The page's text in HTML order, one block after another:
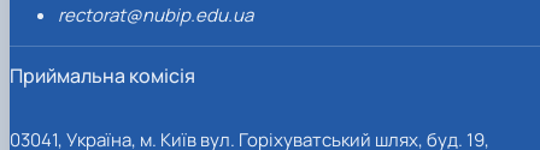
rectorat@nubip.edu.ua
Приймальна комісія
03041, Україна, м. Київ вул. Горіхуватський шлях, буд. 19,